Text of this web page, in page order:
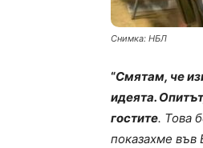
Снимка: НБЛ
“Смятам, че
идеята.
гостите. Това
показахме във